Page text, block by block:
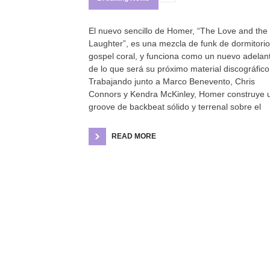
El nuevo sencillo de Homer, “The Love and the
Laughter”, es una mezcla de funk de
gospel coral, y funciona como un nuevo
de lo que será su próximo material discográfico.
Trabajando junto a Marco Benevento, Chris
Connors y Kendra McKinley, Homer construye
groove de backbeat sólido y terrenal sobre el
READ MORE